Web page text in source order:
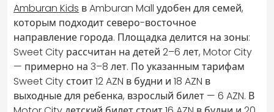
Amburan Kids в Amburan Mall удобен для семей,
которым подходит северо-восточное
направление города. Площадка делится на зоны:
Sweet City рассчитан на детей 2–6 лет, Motor City
— примерно на 3–8 лет. По указанным тарифам
Sweet City стоит 12 AZN в будни и 18 AZN в
выходные для ребенка, взрослый билет — 6 AZN. В